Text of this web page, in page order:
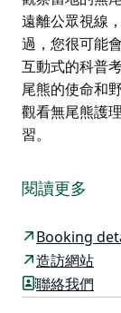
遠離公眾視線
過，您很可能
互動式的科普
尾熊的使命和
觀看無尾熊護
習。
閉，預計2026
的捐贈，這幫
裡港高速公路
客中心的目標
熊之地”（加唐
閱讀更多
Booking
造訪網站
聯絡我們